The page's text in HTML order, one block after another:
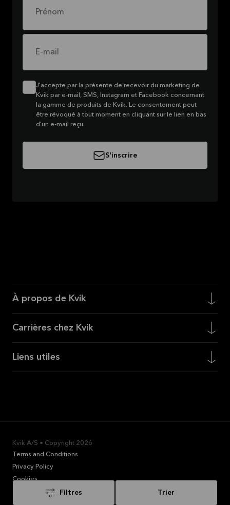
Filtres Trier
Prénom
E-mail
J'accepte par la présente de recevoir du marketing de
Kvik par e-mail, SMS, Instagram et Facebook concernant
la gamme de produits de Kvik. Le consentement peut
être révoqué à tout moment en cliquant sur le lien en bas
d'un e-mail reçu.
S'inscrire
À propos de Kvik
Carrières chez Kvik
Liens utiles
Kvik A/S • Copyright 2026
Terms and Conditions
Privacy Policy
Cookies
Politique en matière de messagerie instantanée